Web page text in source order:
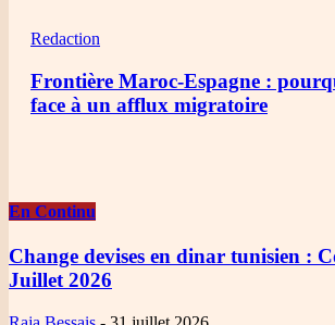
Redaction
Frontière Maroc-Espagne :
face à un afflux migratoire
En Continu
Change devises en dinar tunisien :
Juillet 2026